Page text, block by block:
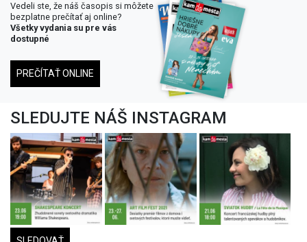
Vedeli ste, že náš časopis si môžete
bezplatne prečítať aj online?
Všetky vydania su pre vás
dostupné
PREČÍTAŤ ONLINE
SLEDUJTE NÁŠ INSTAGRAM